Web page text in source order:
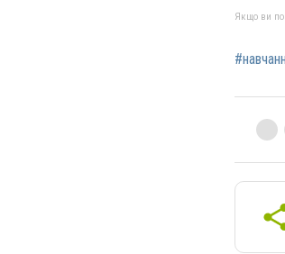
Якщо ви